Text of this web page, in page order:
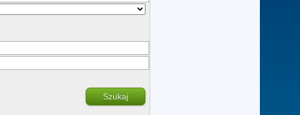
Szukaj